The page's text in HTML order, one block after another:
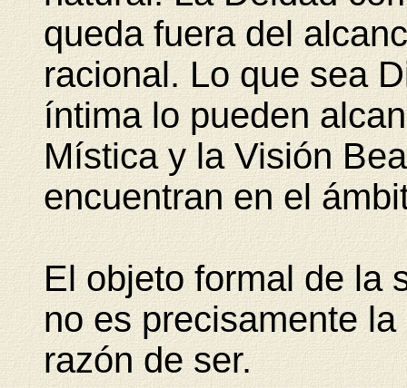
queda fuera del
racional. Lo que sea
íntima lo pueden
Mística y la Visión
encuentran en el
El objeto formal de la
no es precisamente
razón de ser.